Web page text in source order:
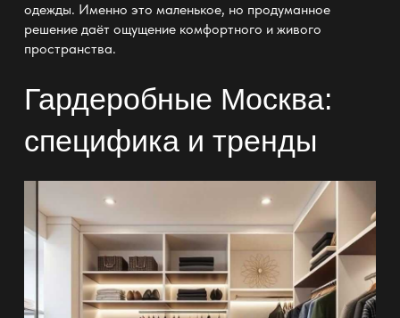
одежды. Именно это маленькое, но продуманное
решение даёт ощущение комфортного и живого
пространства.
Гардеробные Москва:
специфика и тренды